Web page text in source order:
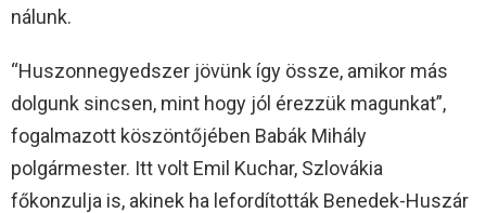
nálunk.
“Huszonnegyedszer jövünk így össze, amikor más
dolgunk sincsen, mint hogy jól érezzük magunkat”,
fogalmazott köszöntőjében Babák Mihály
polgármester. Itt volt Emil Kuchar, Szlovákia
főkonzulja is, akinek ha lefordították Benedek-Huszár